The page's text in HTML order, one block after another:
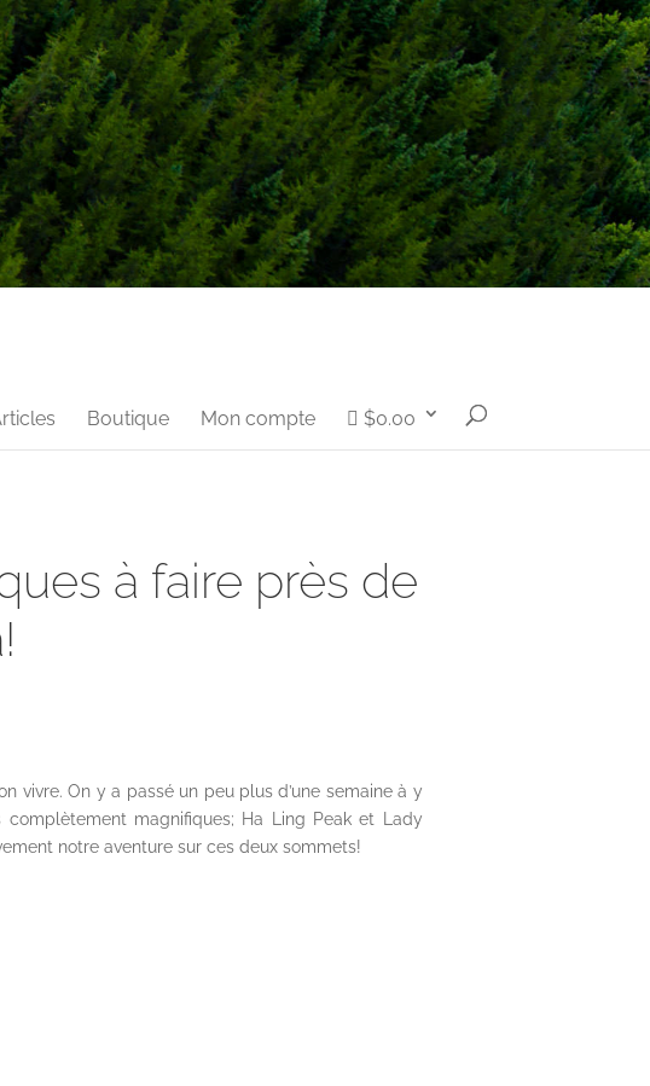
Boutique Mon compte $0.00
à faire près de
vivre. On y a passé un peu plus d’une semaine à y
complètement magnifiques; Ha Ling Peak et Lady
notre aventure sur ces deux sommets!